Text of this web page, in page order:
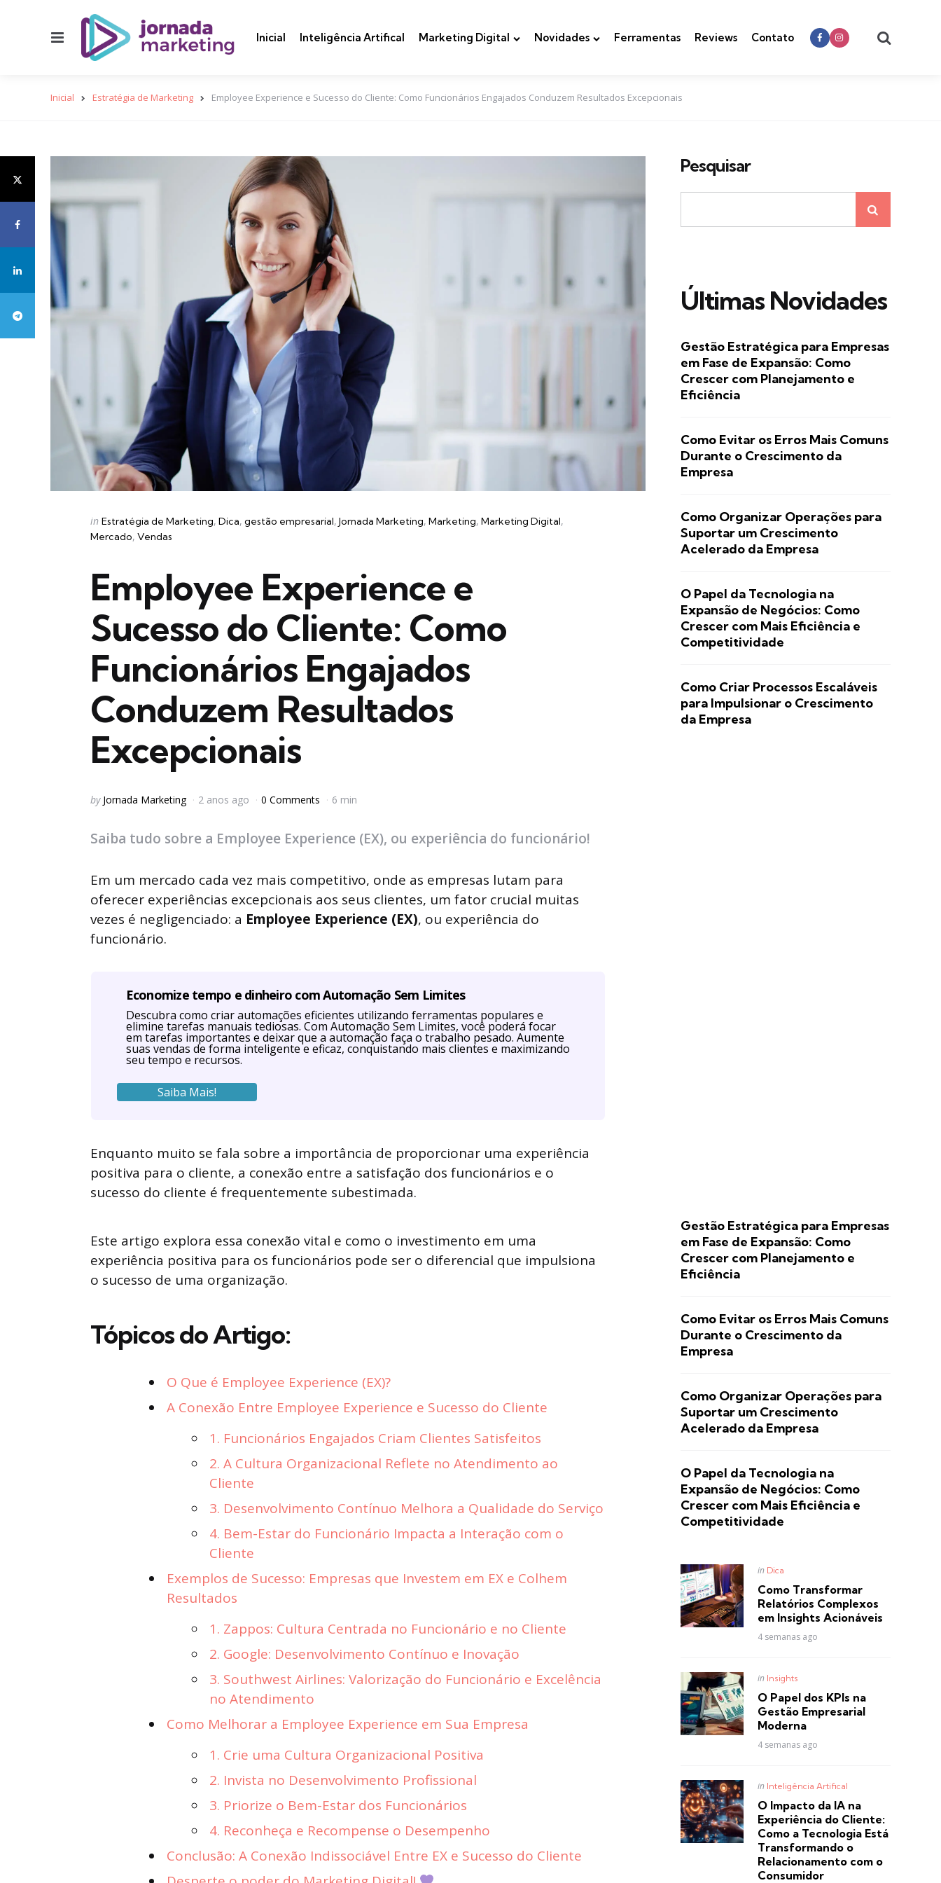
Inicial Inteligência Artifical Marketing Digital Novidades Ferramentas Reviews Contato
Inicial Estratégia de Marketing Employee Experience e Sucesso do Cliente: Como Funcionários Engajados Conduzem Resultados Excepcionais
Categories
Posted
in
in Estratégia de Marketing Dica gestão empresarial Jornada Marketing Marketing Marketing Digital
Mercado Vendas
Employee Experience e
Sucesso do Cliente: Como
Funcionários Engajados
Conduzem Resultados
Excepcionais
Posted
by Jornada Marketing 2 anos ago 0 Comments 6 min
Saiba tudo sobre a Employee Experience (EX), ou experiência do funcionário!
Em um mercado cada vez mais competitivo, onde as empresas lutam para
oferecer experiências excepcionais aos seus clientes, um fator crucial muitas
vezes é negligenciado: a Employee Experience (EX), ou experiência do
funcionário.
Economize tempo e dinheiro com Automação Sem Limites
Descubra como criar automações eficientes utilizando ferramentas populares e
elimine tarefas manuais tediosas. Com Automação Sem Limites, você poderá focar
em tarefas importantes e deixar que a automação faça o trabalho pesado. Aumente
suas vendas de forma inteligente e eficaz, conquistando mais clientes e maximizando
seu tempo e recursos.
Saiba Mais!
Enquanto muito se fala sobre a importância de proporcionar uma experiência
positiva para o cliente, a conexão entre a satisfação dos funcionários e o
sucesso do cliente é frequentemente subestimada.
Este artigo explora essa conexão vital e como o investimento em uma
experiência positiva para os funcionários pode ser o diferencial que impulsiona
o sucesso de uma organização.
Tópicos do Artigo:
O Que é Employee Experience (EX)?
A Conexão Entre Employee Experience e Sucesso do Cliente
1. Funcionários Engajados Criam Clientes Satisfeitos
2. A Cultura Organizacional Reflete no Atendimento ao
Cliente
3. Desenvolvimento Contínuo Melhora a Qualidade do Serviço
4. Bem-Estar do Funcionário Impacta a Interação com o
Cliente
Exemplos de Sucesso: Empresas que Investem em EX e Colhem
Resultados
1. Zappos: Cultura Centrada no Funcionário e no Cliente
2. Google: Desenvolvimento Contínuo e Inovação
3. Southwest Airlines: Valorização do Funcionário e Excelência
no Atendimento
Como Melhorar a Employee Experience em Sua Empresa
1. Crie uma Cultura Organizacional Positiva
2. Invista no Desenvolvimento Profissional
3. Priorize o Bem-Estar dos Funcionários
4. Reconheça e Recompense o Desempenho
Conclusão: A Conexão Indissociável Entre EX e Sucesso do Cliente
Pesquisar
Últimas Novidades
Gestão Estratégica para Empresas
em Fase de Expansão: Como
Crescer com Planejamento e
Eficiência
Como Evitar os Erros Mais Comuns
Durante o Crescimento da
Empresa
Como Organizar Operações para
Suportar um Crescimento
Acelerado da Empresa
O Papel da Tecnologia na
Expansão de Negócios: Como
Crescer com Mais Eficiência e
Competitividade
Como Criar Processos Escaláveis
para Impulsionar o Crescimento
da Empresa
Gestão Estratégica para Empresas
em Fase de Expansão: Como
Crescer com Planejamento e
Eficiência
Como Evitar os Erros Mais Comuns
Durante o Crescimento da
Empresa
Como Organizar Operações para
Suportar um Crescimento
Acelerado da Empresa
O Papel da Tecnologia na
Expansão de Negócios: Como
Crescer com Mais Eficiência e
Competitividade
Posted
in Dica
Como Transformar
Relatórios Complexos
em Insights Acionáveis
4 semanas ago
Posted
in Insights
O Papel dos KPIs na
Gestão Empresarial
Moderna
4 semanas ago
Posted
in Inteligência Artifical
O Impacto da IA na
Experiência do Cliente:
Como a Tecnologia Está
Transformando o
Relacionamento com o
Consumidor